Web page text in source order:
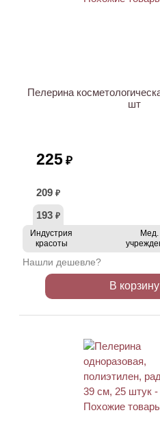
Пелерина
шт
225 ₽
209 ₽
193 ₽
Индустрия
красоты
Мед.
Нашли дешевле?
В корзину